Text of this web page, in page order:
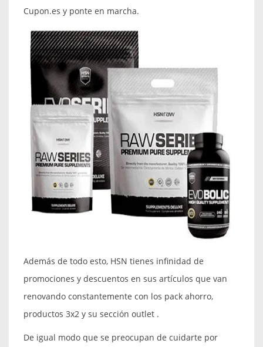
Cupon.es y ponte en marcha.
Además de todo esto, HSN tienes infinidad de
promociones y descuentos en sus artículos que van
renovando constantemente con los pack ahorro,
productos 3x2 y su sección outlet .
De igual modo que se preocupan de cuidarte por